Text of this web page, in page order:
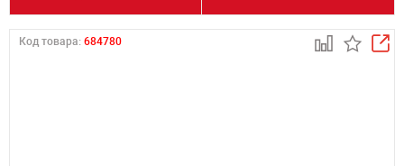
Код товара: 684780